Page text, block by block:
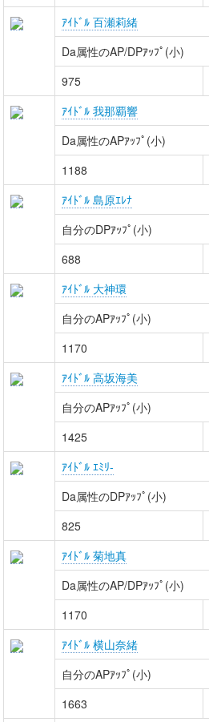
ｱｲﾄﾞﾙ 百瀬莉緒
Da属性のAP/DPｱｯﾌﾟ(小)
975
ｱｲﾄﾞﾙ 我那覇響
Da属性のAPｱｯﾌﾟ(小)
1188
ｱｲﾄﾞﾙ 島原ｴﾚﾅ
自分のDPｱｯﾌﾟ(小)
688
ｱｲﾄﾞﾙ 大神環
自分のAPｱｯﾌﾟ(小)
1170
ｱｲﾄﾞﾙ 高坂海美
自分のAPｱｯﾌﾟ(小)
1425
ｱｲﾄﾞﾙ ｴﾐﾘ-
Da属性のDPｱｯﾌﾟ(小)
825
ｱｲﾄﾞﾙ 菊地真
Da属性のAP/DPｱｯﾌﾟ(小)
1170
ｱｲﾄﾞﾙ 横山奈緒
自分のAPｱｯﾌﾟ(小)
1663